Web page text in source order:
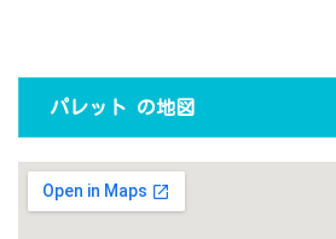
パレット の地図